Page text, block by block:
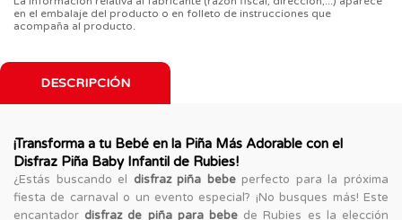
en el embalaje del producto o en folleto de instrucciones que
acompaña al producto.
DESCRIPCIÓN
¡Transforma a tu Bebé en la Piña Más Adorable con el
Disfraz Piña Baby Infantil de Rubies!
¿Estás buscando el disfraz piña bebeperfecto para la próxima
fiesta de carnaval o un evento especial? ¡No busques más! Este
encantador disfraz de piña para bebe de Rubies es la elección